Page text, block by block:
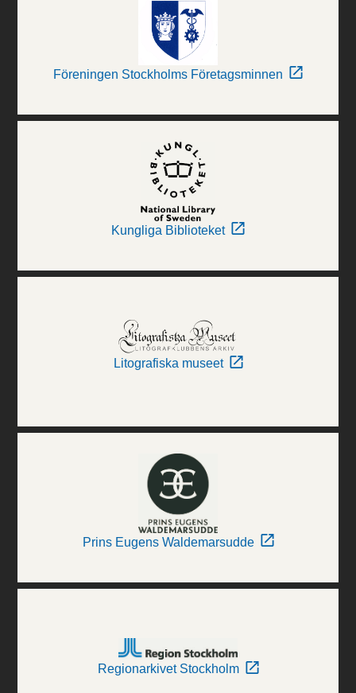
Föreningen Stockholms Företagsminnen
Kungliga Biblioteket
Litografiska museet
Prins Eugens Waldemarsudde
Regionarkivet Stockholm